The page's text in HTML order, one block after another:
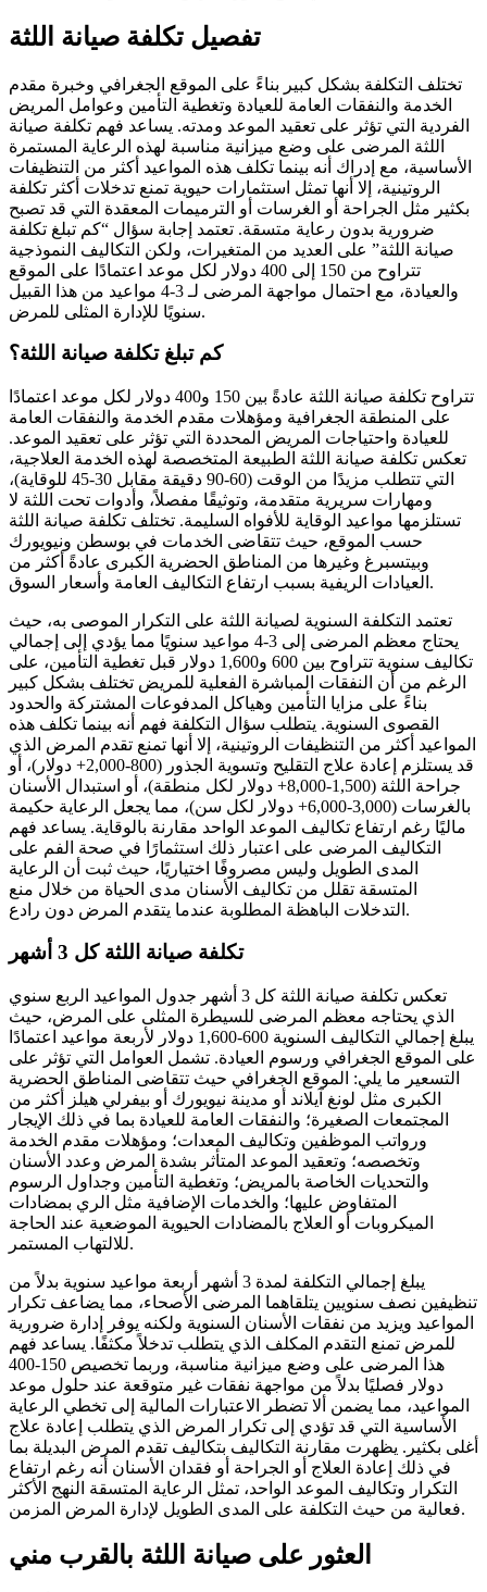
تفصيل تكلفة صيانة اللثة
تختلف التكلفة بشكل كبير بناءً على الموقع الجغرافي وخبرة مقدم
الخدمة والنفقات العامة للعيادة وتغطية التأمين وعوامل المريض
الفردية التي تؤثر على تعقيد الموعد ومدته. يساعد فهم تكلفة صيانة
اللثة المرضى على وضع ميزانية مناسبة لهذه الرعاية المستمرة
الأساسية، مع إدراك أنه بينما تكلف هذه المواعيد أكثر من التنظيفات
الروتينية، إلا أنها تمثل استثمارات حيوية تمنع تدخلات أكثر تكلفة
بكثير مثل الجراحة أو الغرسات أو الترميمات المعقدة التي قد تصبح
ضرورية بدون رعاية متسقة. تعتمد إجابة سؤال “كم تبلغ تكلفة
صيانة اللثة” على العديد من المتغيرات، ولكن التكاليف النموذجية
تتراوح من 150 إلى 400 دولار لكل موعد اعتمادًا على الموقع
والعيادة، مع احتمال مواجهة المرضى لـ 3-4 مواعيد من هذا القبيل
سنويًا للإدارة المثلى للمرض.
كم تبلغ تكلفة صيانة اللثة؟
تتراوح تكلفة صيانة اللثة عادةً بين 150 و400 دولار لكل موعد اعتمادًا
على المنطقة الجغرافية ومؤهلات مقدم الخدمة والنفقات العامة
للعيادة واحتياجات المريض المحددة التي تؤثر على تعقيد الموعد.
تعكس تكلفة صيانة اللثة الطبيعة المتخصصة لهذه الخدمة العلاجية،
التي تتطلب مزيدًا من الوقت (60-90 دقيقة مقابل 30-45 للوقاية)،
ومهارات سريرية متقدمة، وتوثيقًا مفصلاً، وأدوات تحت اللثة لا
تستلزمها مواعيد الوقاية للأفواه السليمة. تختلف تكلفة صيانة اللثة
حسب الموقع، حيث تتقاضى الخدمات في بوسطن ونيويورك
وبيتسبرغ وغيرها من المناطق الحضرية الكبرى عادةً أكثر من
العيادات الريفية بسبب ارتفاع التكاليف العامة وأسعار السوق.
تعتمد التكلفة السنوية لصيانة اللثة على التكرار الموصى به، حيث
يحتاج معظم المرضى إلى 3-4 مواعيد سنويًا مما يؤدي إلى إجمالي
تكاليف سنوية تتراوح بين 600 و1,600 دولار قبل تغطية التأمين، على
الرغم من أن النفقات المباشرة الفعلية للمريض تختلف بشكل كبير
بناءً على مزايا التأمين وهياكل المدفوعات المشتركة والحدود
القصوى السنوية. يتطلب سؤال التكلفة فهم أنه بينما تكلف هذه
المواعيد أكثر من التنظيفات الروتينية، إلا أنها تمنع تقدم المرض الذي
قد يستلزم إعادة علاج التقليح وتسوية الجذور (800-2,000+ دولار)، أو
جراحة اللثة (1,500-8,000+ دولار لكل منطقة)، أو استبدال الأسنان
بالغرسات (3,000-6,000+ دولار لكل سن)، مما يجعل الرعاية حكيمة
ماليًا رغم ارتفاع تكاليف الموعد الواحد مقارنة بالوقاية. يساعد فهم
التكاليف المرضى على اعتبار ذلك استثمارًا في صحة الفم على
المدى الطويل وليس مصروفًا اختياريًا، حيث ثبت أن الرعاية
المتسقة تقلل من تكاليف الأسنان مدى الحياة من خلال منع
التدخلات الباهظة المطلوبة عندما يتقدم المرض دون رادع.
تكلفة صيانة اللثة كل 3 أشهر
تعكس تكلفة صيانة اللثة كل 3 أشهر جدول المواعيد الربع سنوي
الذي يحتاجه معظم المرضى للسيطرة المثلى على المرض، حيث
يبلغ إجمالي التكاليف السنوية 600-1,600 دولار لأربعة مواعيد اعتمادًا
على الموقع الجغرافي ورسوم العيادة. تشمل العوامل التي تؤثر على
التسعير ما يلي: الموقع الجغرافي حيث تتقاضى المناطق الحضرية
الكبرى مثل لونغ آيلاند أو مدينة نيويورك أو بيفرلي هيلز أكثر من
المجتمعات الصغيرة؛ والنفقات العامة للعيادة بما في ذلك الإيجار
ورواتب الموظفين وتكاليف المعدات؛ ومؤهلات مقدم الخدمة
وتخصصه؛ وتعقيد الموعد المتأثر بشدة المرض وعدد الأسنان
والتحديات الخاصة بالمريض؛ وتغطية التأمين وجداول الرسوم
المتفاوض عليها؛ والخدمات الإضافية مثل الري بمضادات
الميكروبات أو العلاج بالمضادات الحيوية الموضعية عند الحاجة
للالتهاب المستمر.
يبلغ إجمالي التكلفة لمدة 3 أشهر أربعة مواعيد سنوية بدلاً من
تنظيفين نصف سنويين يتلقاهما المرضى الأصحاء، مما يضاعف تكرار
المواعيد ويزيد من نفقات الأسنان السنوية ولكنه يوفر إدارة ضرورية
للمرض تمنع التقدم المكلف الذي يتطلب تدخلاً مكثفًا. يساعد فهم
هذا المرضى على وضع ميزانية مناسبة، وربما تخصيص 150-400
دولار فصليًا بدلاً من مواجهة نفقات غير متوقعة عند حلول موعد
المواعيد، مما يضمن ألا تضطر الاعتبارات المالية إلى تخطي الرعاية
الأساسية التي قد تؤدي إلى تكرار المرض الذي يتطلب إعادة علاج
أغلى بكثير. يظهرت مقارنة التكاليف بتكاليف تقدم المرض البديلة بما
في ذلك إعادة العلاج أو الجراحة أو فقدان الأسنان أنه رغم ارتفاع
التكرار وتكاليف الموعد الواحد، تمثل الرعاية المتسقة النهج الأكثر
فعالية من حيث التكلفة على المدى الطويل لإدارة المرض المزمن.
العثور على صيانة اللثة بالقرب مني